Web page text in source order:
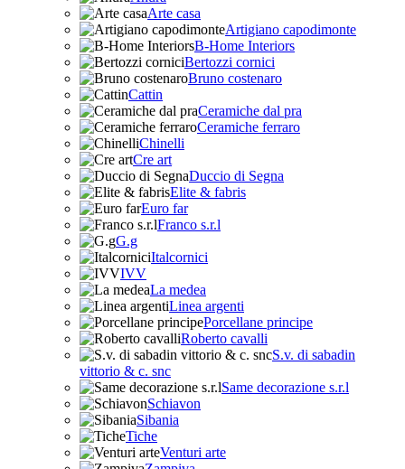
Arte casa
Artigiano capodimonte
B-Home Interiors
Bertozzi cornici
Bruno costenaro
Cattin
Ceramiche dal pra
Ceramiche ferraro
Chinelli
Cre art
Duccio di Segna
Elite & fabris
Euro far
Franco s.r.l
G.g
Italcornici
IVV
La medea
Linea argenti
Porcellane principe
Roberto cavalli
S.v. di sabadin
vittorio & c. snc
Same decorazione s.r.l
Schiavon
Sibania
Tiche
Venturi arte